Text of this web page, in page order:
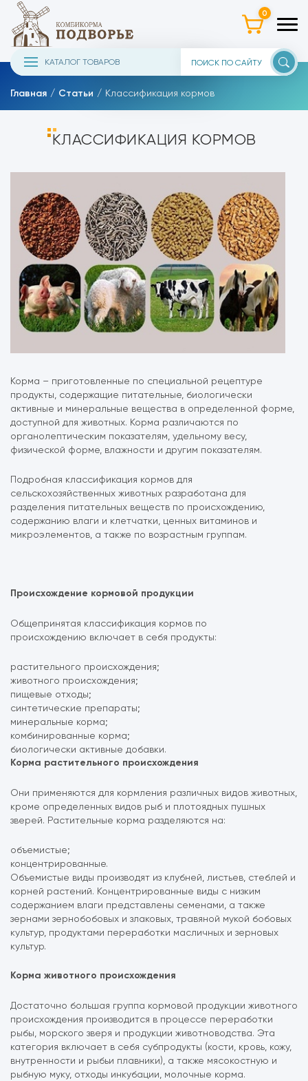
0
КАТАЛОГ ТОВАРОВ
Главная Статьи Классификация кормов
КЛАССИФИКАЦИЯ КОРМОВ
Корма – приготовленные по специальной рецептуре
продукты, содержащие питательные, биологически
активные и минеральные вещества в определенной форме,
доступной для животных. Корма различаются по
органолептическим показателям, удельному весу,
физической форме, влажности и другим показателям.
Подробная классификация кормов для
сельскохозяйственных животных разработана для
разделения питательных веществ по происхождению,
содержанию влаги и клетчатки, ценных витаминов и
микроэлементов, а также по возрастным группам.
Происхождение кормовой продукции
Общепринятая классификация кормов по
происхождению включает в себя продукты:
растительного происхождения;
животного происхождения;
пищевые отходы;
синтетические препараты;
минеральные корма;
комбинированные корма;
биологически активные добавки.
Корма растительного происхождения
Они применяются для кормления различных видов животных,
кроме определенных видов рыб и плотоядных пушных
зверей. Растительные корма разделяются на:
объемистые;
концентрированные.
Объемистые виды производят из клубней, листьев, стеблей и
корней растений. Концентрированные виды с низким
содержанием влаги представлены семенами, а также
зернами зернобобовых и злаковых, травяной мукой бобовых
культур, продуктами переработки масличных и зерновых
культур.
Корма животного происхождения
Достаточно большая группа кормовой продукции животного
происхождения производится в процессе переработки
рыбы, морского зверя и продукции животноводства. Эта
категория включает в себя субпродукты (кости, кровь, кожу,
внутренности и рыбьи плавники), а также мясокостную и
рыбную муку, отходы инкубации, молочные корма.